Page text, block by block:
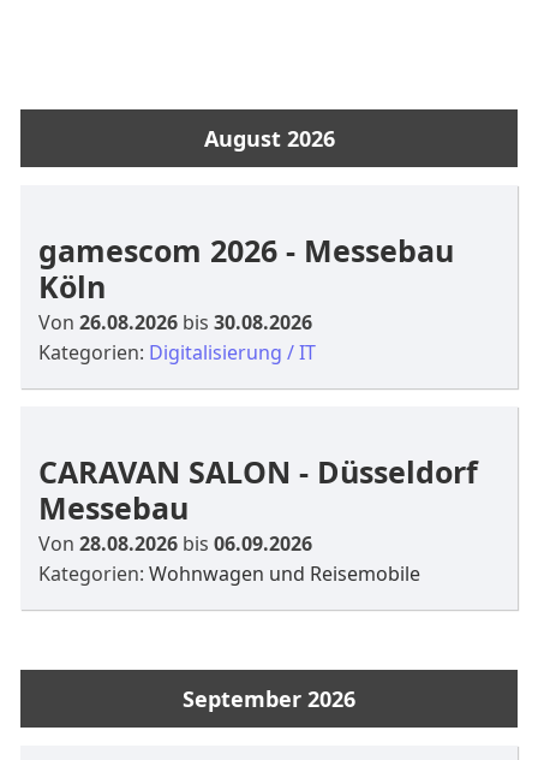
August 2026
gamescom 2026 - Messebau
Köln
Von26.08.2026 bis30.08.2026
Kategorien: Digitalisierung / IT
CARAVAN SALON - Düsseldorf
Messebau
Von28.08.2026 bis06.09.2026
Kategorien:Wohnwagen und Reisemobile
September 2026